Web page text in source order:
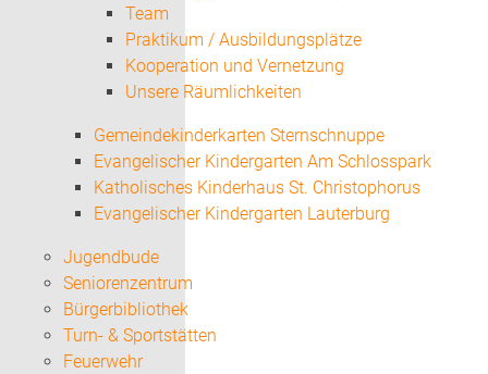
Team
Praktikum / Ausbildungsplätze
Kooperation und Vernetzung
Unsere Räumlichkeiten
Gemeindekinderkarten Sternschnuppe
Evangelischer Kindergarten Am Schlosspark
Katholisches Kinderhaus St. Christophorus
Evangelischer Kindergarten Lauterburg
Jugendbude
Seniorenzentrum
Bürgerbibliothek
Turn- & Sportstätten
Feuerwehr